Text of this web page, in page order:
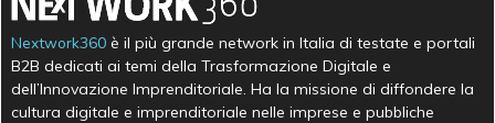
Nextwork360 è il più grande network in Italia di testate e portali
B2B dedicati ai temi della Trasformazione Digitale e
dell’Innovazione Imprenditoriale. Ha la missione di diffondere la
cultura digitale e imprenditoriale nelle imprese e pubbliche